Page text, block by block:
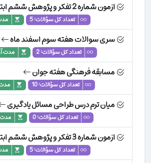
ازمون شماره 2 تفکر و پژوهش ششم ابتدایی
تعداد کل سؤالات: 5 مدت
سری سوالات هفته سوم اسفند ماه
تعداد کل سؤالات: 2 مدت
مسابقه فرهنگی هفته جوان
تعداد کل سؤالات: 10 مدت
میان ترم درس طراحی مسائل یادگیری
تعداد کل سؤالات: 0 مدت
ازمون شماره 3 تفکر و پژوهش ششم ابتدایی
تعداد کل سؤالات: 5 مدت